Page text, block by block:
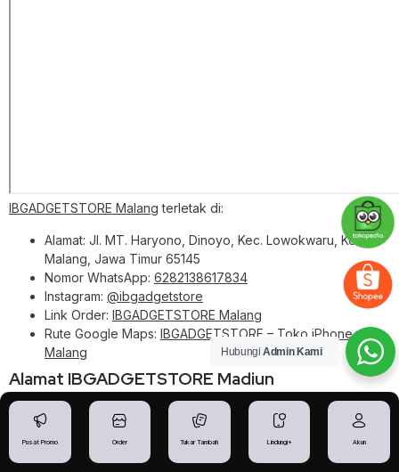
IBGADGETSTORE Malang terletak di:
Alamat: Jl. MT. Haryono, Dinoyo, Kec. Lowokwaru, Kota
Malang, Jawa Timur 65145
Nomor WhatsApp: 6282138617834
Instagram: @ibgadgetstore
Link Order: IBGADGETSTORE Malang
Rute Google Maps: IBGADGETSTORE – Toko iPhone
Malang
Alamat IBGADGETSTORE Madiun
Pusat Promo Order Tukar Tambah Lindungi+ Akun
Hubungi Admin Kami